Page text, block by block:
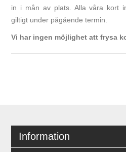
in i mån av plats. Alla våra kort
giltigt under pågående termin.
Vi har ingen möjlighet att frysa
Information